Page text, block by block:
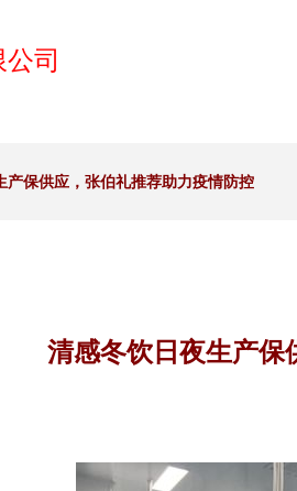
司
产保供应，张伯礼推荐助力疫情防控
清感冬饮日夜生产保